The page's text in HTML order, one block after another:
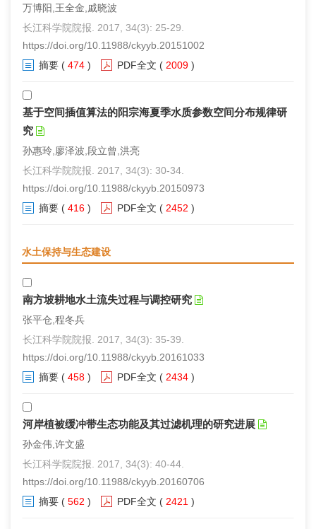
万博阳,王全金,戚晓波
长江科学院院报. 2017, 34(3): 25-29.
https://doi.org/10.11988/ckyyb.20151002
摘要 ( 474 ) PDF全文 ( 2009 )
基于空间插值算法的阳宗海夏季水质参数空间分布规律研
究
孙惠玲,廖泽波,段立曾,洪亮
长江科学院院报. 2017, 34(3): 30-34.
https://doi.org/10.11988/ckyyb.20150973
摘要 ( 416 ) PDF全文 ( 2452 )
水土保持与生态建设
南方坡耕地水土流失过程与调控研究
张平仓,程冬兵
长江科学院院报. 2017, 34(3): 35-39.
https://doi.org/10.11988/ckyyb.20161033
摘要 ( 458 ) PDF全文 ( 2434 )
河岸植被缓冲带生态功能及其过滤机理的研究进展
孙金伟,许文盛
长江科学院院报. 2017, 34(3): 40-44.
https://doi.org/10.11988/ckyyb.20160706
摘要 ( 562 ) PDF全文 ( 2421 )